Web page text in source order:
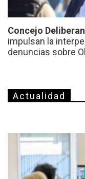
Concejo
impulsan la
denuncias sobre
Actualidad